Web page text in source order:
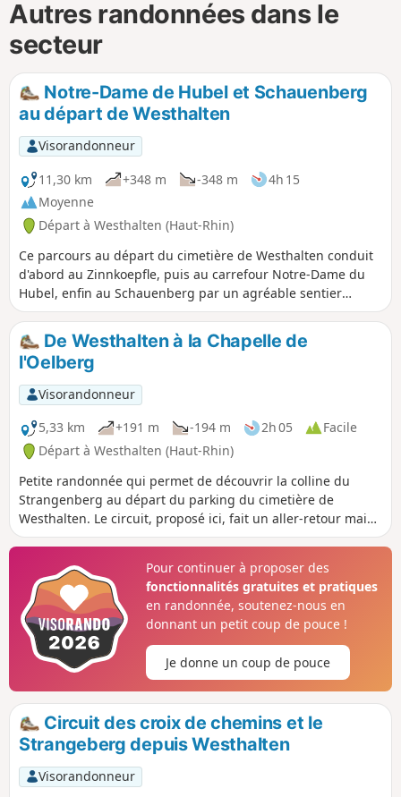
Autres randonnées dans le
secteur
Notre-Dame de Hubel et Schauenberg
au départ de Westhalten
Visorandonneur
11,30 km
+348 m -348 m
4h 15
Moyenne
Départ à Westhalten (Haut-Rhin)
Ce parcours au départ du cimetière de Westhalten conduit
d'abord au Zinnkoepfle, puis au carrefour Notre-Dame du
Hubel, enfin au Schauenberg par un agréable sentier
forestier. On pourra revenir par le même chemin, ou opter
de se diriger vers l'autre colline, le Strangenberg.
De Westhalten à la Chapelle de
l'Oelberg
Visorandonneur
5,33 km
+191 m -194 m 2h 05
Facile
Départ à Westhalten (Haut-Rhin)
Petite randonnée qui permet de découvrir la colline du
Strangenberg au départ du parking du cimetière de
Westhalten. Le circuit, proposé ici, fait un aller-retour mais
on trouvera aisément des variantes pour le retour, en
Pour continuer à proposer des
fonctionnalités gratuites et pratiques
en randonnée, soutenez-nous en
donnant un petit coup de pouce !
Je donne un coup de pouce
Circuit des croix de chemins et le
Strangeberg depuis Westhalten
Visorandonneur